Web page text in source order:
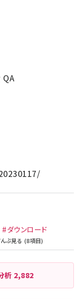
#ダウンロード
析 2,882